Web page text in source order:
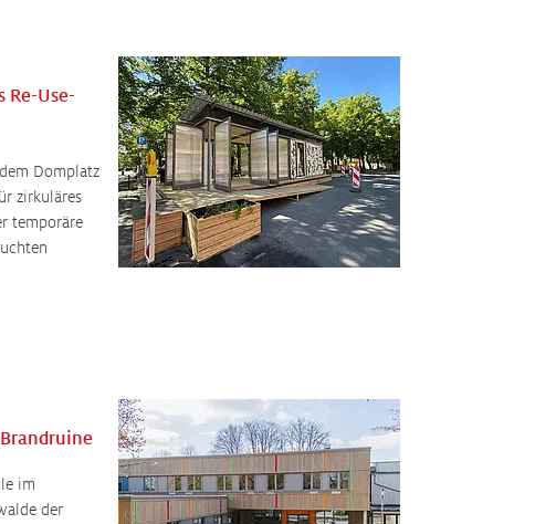
Re-Use-
Domplatz
zirkuläres
temporäre
im
der